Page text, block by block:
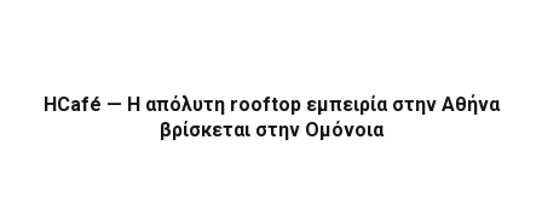
HCafé — Η απόλυτη rooftop εμπειρία στην Αθήνα
βρίσκεται στην Ομόνοια